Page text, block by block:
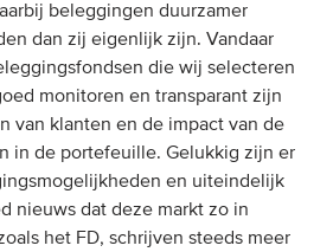
beleggingen duurzamer
dan zij eigenlijk zijn. Vandaar
die wij selecteren
monitoren en transparant zijn
van klanten en de impact van de
in de portefeuille. Gelukkig zijn er
en uiteindelijk
nieuws dat deze markt zo in
het FD, schrijven steeds meer